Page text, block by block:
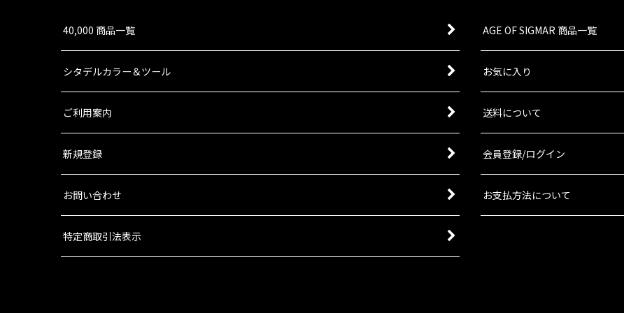
40,000 商品一覧 AGE OF SIGMAR 商品一覧
シタデルカラー＆ツール お気に入り
ご利用案内 送料について
新規登録 会員登録/ログイン
お問い合わせ お支払方法について
特定商取引法表示